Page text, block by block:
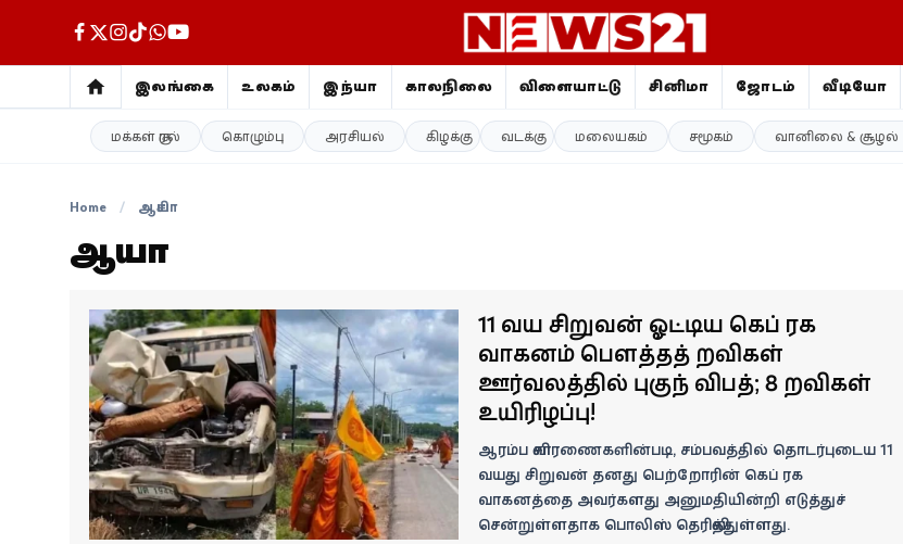
இலங்கை உலகம் இந்தியா காலநிலை விளையாட்டு சினிமா ஜோதிடம் வீடியோ
மக்கள் குரல் கொழும்பு அரசியல் கிழக்கு வடக்கு மலையகம் சமூகம் வானிலை & சூழல்
இலங்கை
விளையாட்டு
Home / ஆசியா
ஆசியா
11 வயது சிறுவன் ஓட்டிய கெப் ரக
வாகனம் பௌத்தத் துறவிகள்
ஊர்வலத்தில் புகுந்து விபத்து; 8 துறவிகள்
உயிரிழப்பு!
ஆரம்ப விசாரணைகளின்படி, சம்பவத்தில் தொடர்புடைய 11
வயது சிறுவன் தனது பெற்றோரின் கெப் ரக
வாகனத்தை அவர்களது அனுமதியின்றி எடுத்துச்
சென்றுள்ளதாக பொலிஸ் தெரிவித்துள்ளது.